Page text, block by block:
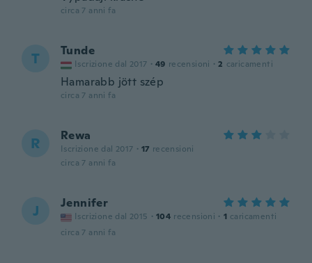
circa 7 anni fa
T Tunde
Iscrizione dal 2017 · 49 recensioni · 2 caricamenti
Hamarabb jött szép
circa 7 anni fa
R Rewa
Iscrizione dal 2017 · 17 recensioni
circa 7 anni fa
J Jennifer
Iscrizione dal 2015 · 104 recensioni · 1 caricamenti
circa 7 anni fa